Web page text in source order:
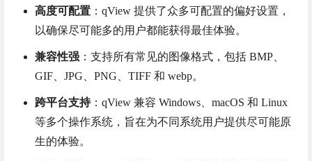
高度可配置 ：qView 提供了众多可配置的偏好设置，
以确保尽可能多的用户都能获得最佳体验。
兼容性强 ：支持所有常见的图像格式，包括 BMP、
GIF、JPG、PNG、TIFF 和 webp。
跨平台支持：qView 兼容 Windows、macOS 和 Linux
等多个操作系统，旨在为不同系统用户提供尽可能原
生的体验。